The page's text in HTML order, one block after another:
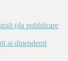
(da pubblicare
ai dipendenti